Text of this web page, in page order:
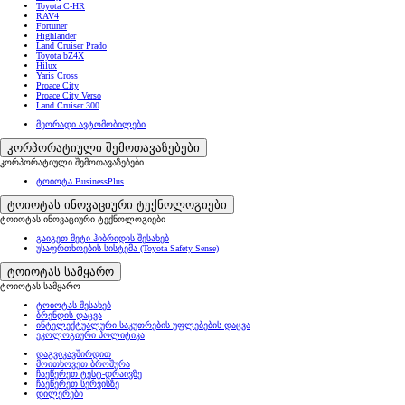
Toyota C-HR
RAV4
Fortuner
Highlander
Land Cruiser Prado
Toyota bZ4X
Hilux
Yaris Cross
Proace City
Proace City Verso
Land Cruiser 300
მეორადი ავტომობილები
კორპორატიული შემოთავაზებები
კორპორატიული შემოთავაზებები
ტოიოტა BusinessPlus
ტოიოტას ინოვაციური ტექნოლოგიები
ტოიოტას ინოვაციური ტექნოლოგიები
გაიგეთ მეტი ჰიბრიდის შესახებ
უსაფრთხოების სისტემა (Toyota Safety Sense)
ტოიოტას სამყარო
ტოიოტას სამყარო
ტოიოტას შესახებ
ბრენდის დაცვა
ინტელექტუალური საკუთრების უფლებების დაცვა
ეკოლოგიური პოლიტიკა
დაგვიკავშირდით
მოითხოვეთ ბროშურა
ჩაეწერეთ ტესტ-დრაივზე
ჩაეწერეთ სერვისზე
დილერები